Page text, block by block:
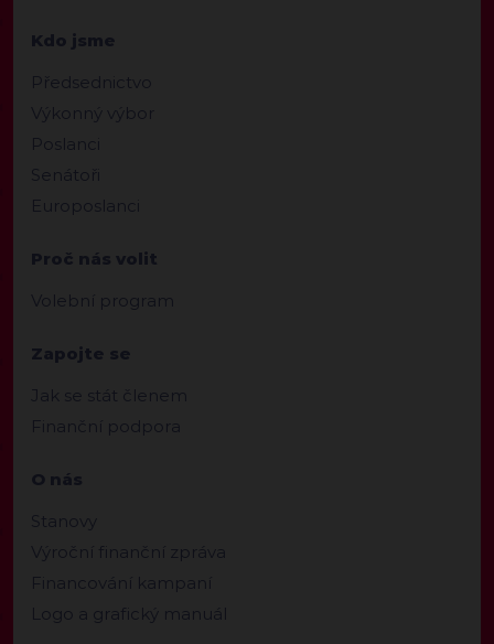
Kdo jsme
Předsednictvo
Výkonný výbor
Poslanci
Senátoři
Europoslanci
Proč nás volit
Volební program
Zapojte se
Jak se stát členem
Finanční podpora
O nás
Stanovy
Výroční finanční zpráva
Financování kampaní
Logo a grafický manuál